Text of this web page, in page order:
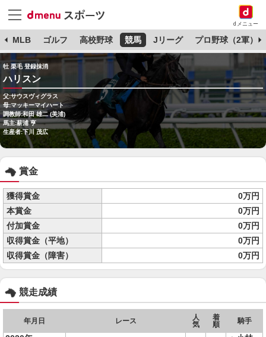
dメニュー
MLB ゴルフ 高校野球 競馬 Jリーグ プロ野球（2軍）
牡 栗毛 登録抹消
ハリスン
父:サウスヴィグラス
母:マッキーマイハート
調教師:和田 雄二 (美浦)
馬主:薪浦 亨
生産者:下川 茂広
賞金
獲得賞金
0万円
本賞金
0万円
付加賞金
0万円
収得賞金（平地）
0万円
収得賞金（障害）
0万円
競走成績
年月日 レース
人
気
着
順
騎手